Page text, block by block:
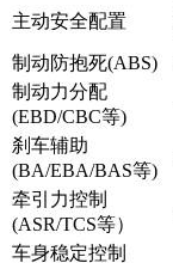
主动安全配置
制动防抱死(ABS)
制动力分配
(EBD/CBC等)
刹车辅助
(BA/EBA/BAS等)
牵引力控制
(ASR/TCS等）
车身稳定控制